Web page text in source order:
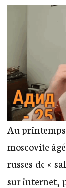
Au
moscovite
russes de «
sur internet,